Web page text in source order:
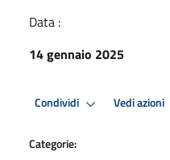
Data :
14 gennaio 2025
Condividi Vedi azioni
Categorie: